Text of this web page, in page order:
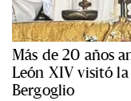
Más de 20 años
León XIV visitó
Bergoglio